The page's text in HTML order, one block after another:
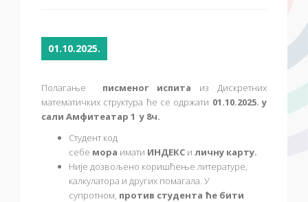
01.10.2025.
Полагање писменог испита из Дискретних
математичких структура ће се одржати 01.10.2025. у
сали Амфитеатар 1 у 8ч.
Студент код
себе мора имати ИНДЕКС и личну карту.
Није дозвољено коришћење литературе,
калкулатора и других помагала. У
супротном, против студента ће бити